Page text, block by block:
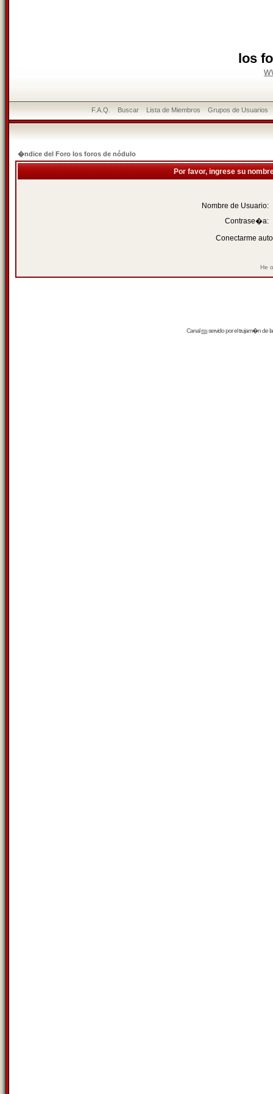
los
F.A.Q. Buscar Lista de Miembros Grupos de Usuarios
�ndice del Foro los foros de nódulo
Por favor, ingrese su
Nombre de Usuario:
Contrase�a:
Conectarme
He
Canalrssservido por eltrujam�nde